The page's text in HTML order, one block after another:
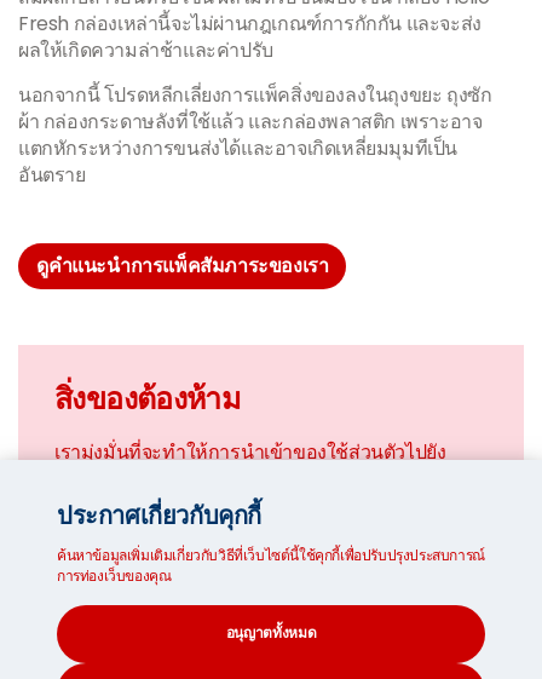
Fresh กล่องเหล่านี้จะไม่ผ่านกฎเกณฑ์การกักกัน และจะส่ง
ผลให้เกิดความล่าช้าและค่าปรับ
นอกจากนี้ โปรดหลีกเลี่ยงการแพ็คสิ่งของลงในถุงขยะ ถุงซัก
ผ้า กล่องกระดาษลังที่ใช้แล้ว และกล่องพลาสติก เพราะอาจ
แตกหักระหว่างการขนส่งได้และอาจเกิดเหลี่ยมมุมทีเป็น
อันตราย
ดูคำแนะนำการแพ็คสัมภาระของเรา
สิ่งของต้องห้าม
เรามุ่งมั่นที่จะทำให้การนำเข้าของใช้ส่วนตัวไปยัง
รายการสิ่งของที่ครอบคลุมของเราว่าอะไรบ้างที่คุณ
ไม่สามารถส่งไปยังนิวซีแลนด์ได้ พร้อมกับข้อจำกัดของ
แต่ละบริการ.
ประกาศเกี่ยวกับคุกกี้
ค้นหาข้อมูลเพิ่มเติมเกี่ยวกับวิธีที่เว็บไซต์นี้ใช้คุกกี้เพื่อปรับปรุงประสบการณ์
การท่องเว็บของคุณ
อนุญาตทั้งหมด